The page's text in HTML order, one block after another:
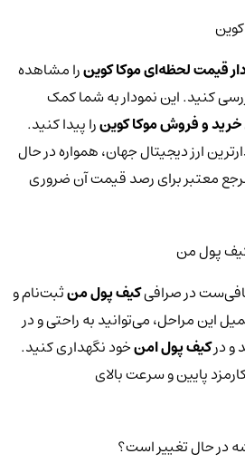
قیمت لحظه‌ای موکا کوینرا مشاهده
کنید. این نمودار به شما کمک
و فروش موکا کوینرا پیدا کنید.
ارز دیجیتال جهان، همواره در حال
معتبر برای رصد قیمت آن ضروری
پول من
در صرافیکیف پول منثبت‌نام و
این مراحل، می‌توانید به راحتی و در
درکیف پول امنخود نگهداری کنید.
پایین و سرعت بالای
در حال تغییر است؟